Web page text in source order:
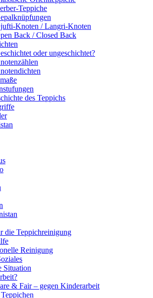
Teppiche
Knoten / Langri-Knoten
Back / Closed Back
oder ungeschichtet?
des Teppichs
die Teppichreinigung
Reinigung
Situation
& Fair – gegen Kinderarbeit